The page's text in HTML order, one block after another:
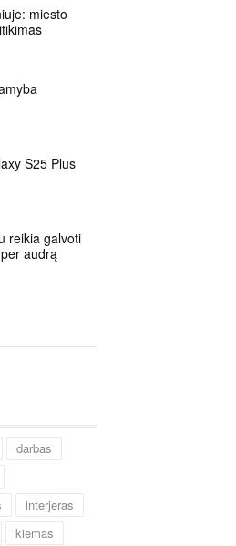
miesto
S25 Plus
reikia galvoti
audrą
darbas
interjeras
kiemas